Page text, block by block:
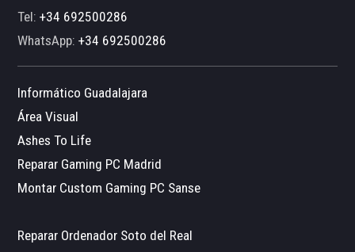
Tel:+34 692500286
WhatsApp:+34 692500286
Informático Guadalajara
Área Visual
Ashes To Life
Reparar Gaming PC Madrid
Montar Custom Gaming PC Sanse
Reparar Ordenador Soto del Real